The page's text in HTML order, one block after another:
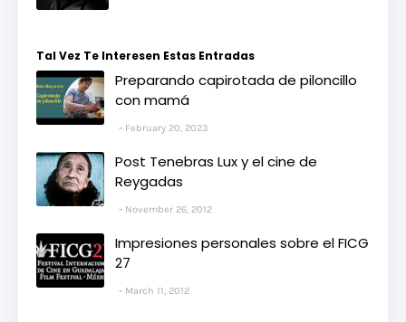
Tal Vez Te Interesen Estas Entradas
Preparando capirotada de piloncillo
con mamá
February 20, 2023
Post Tenebras Lux y el cine de
Reygadas
November 26, 2012
Impresiones personales sobre el FICG
27
March 11, 2012